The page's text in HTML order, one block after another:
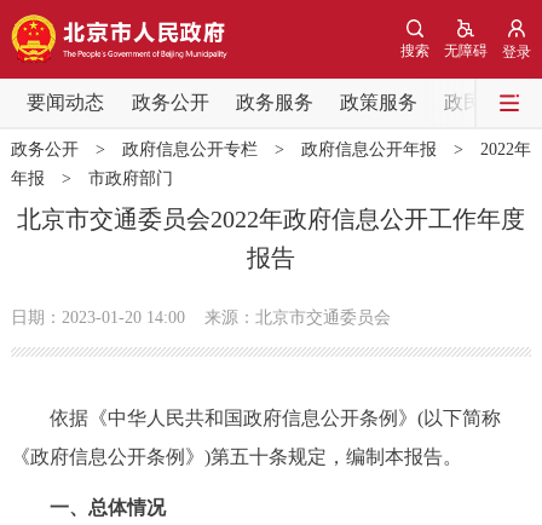
登录
无障碍
搜索
要闻动态 政务公开 政务服务 政策服务 政民互动
要闻动态
党中央精神 国务院信息 中央部委动态
北京要闻 会议信息 部门动态
市领导 机构职能 政策服务
政策兑现
政务公开> 政府信息公开专栏> 政府信息公开年报 > 2022年
年报 > 市政府部门
北京市交通委员会2022年政府信息公开工作年度
报告
日期：2023-01-20 14:00 来源：北京市交通委员会
依据《中华人民共和国政府信息公开条例》(以下简称
《政府信息公开条例》)第五十条规定，编制本报告。
一、总体情况